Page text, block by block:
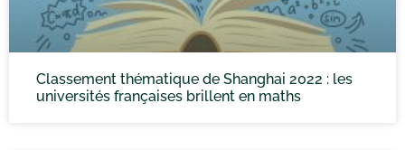
Classement thématique de Shanghai 2022 : les
universités françaises brillent en maths